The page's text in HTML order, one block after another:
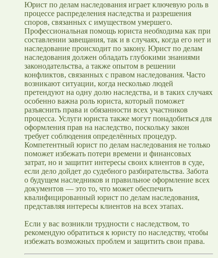
Юрист по делам наследования играет ключевую роль в
процессе распределения наследства и разрешения
споров, связанных с имуществом умершего.
Профессиональная помощь юриста необходима как при
составлении завещания, так и в случаях, когда его нет и
наследование происходит по закону. Юрист по делам
наследования должен обладать глубокими знаниями
законодательства, а также опытом в решении
конфликтов, связанных с правом наследования. Часто
возникают ситуации, когда несколько людей
претендуют на одну долю наследства, и в таких случаях
особенно важна роль юриста, который поможет
разъяснить права и обязанности всех участников
процесса. Услуги юриста также могут понадобиться для
оформления прав на наследство, поскольку закон
требует соблюдения определённых процедур.
Компетентный юрист по делам наследования не только
поможет избежать потери времени и финансовых
затрат, но и защитит интересы своих клиентов в суде,
если дело дойдет до судебного разбирательства. Забота
о будущем наследников и правильное оформление всех
документов — это то, что может обеспечить
квалифицированный юрист по делам наследования,
представляя интересы клиентов на всех этапах.
Если у вас возникли трудности с наследством, то
рекомендую обратиться к юристу по наследству, чтобы
избежать возможных проблем и защитить свои права.